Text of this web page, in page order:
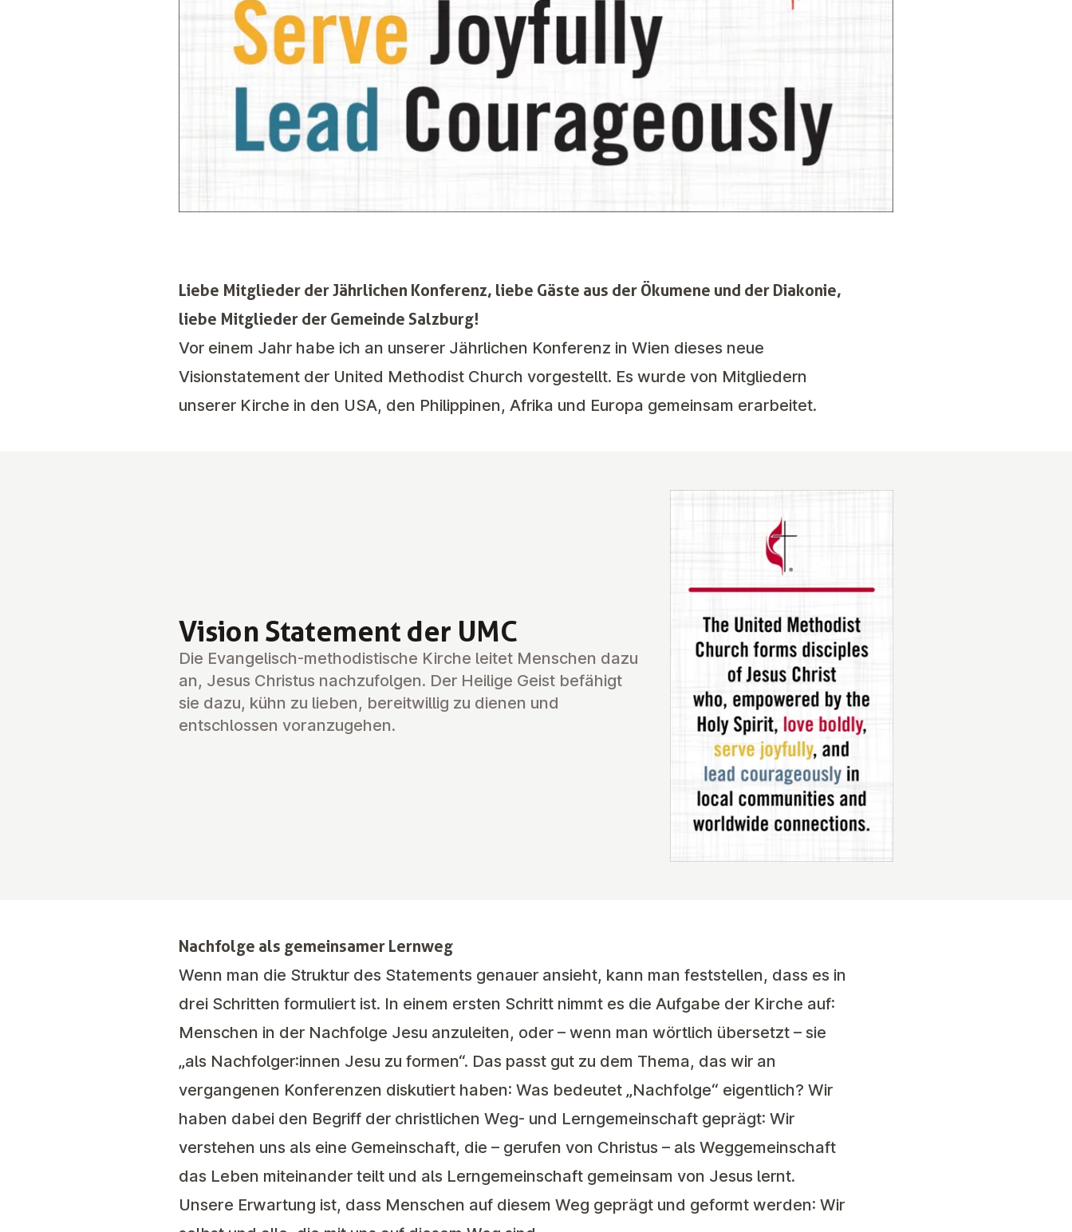
Liebe Mitglieder der Jährlichen Konferenz, liebe Gäste aus der Ökumene und der Diakonie,
liebe Mitglieder der Gemeinde Salzburg!
Vor einem Jahr habe ich an unserer Jährlichen Konferenz in Wien dieses neue
Visionstatement der United Methodist Church vorgestellt. Es wurde von Mitgliedern
unserer Kirche in den USA, den Philippinen, Afrika und Europa gemeinsam erarbeitet.
Vision Statement der UMC
Die Evangelisch-methodistische Kirche leitet Menschen dazu
an, Jesus Christus nachzufolgen. Der Heilige Geist befähigt
sie dazu, kühn zu lieben, bereitwillig zu dienen und
entschlossen voranzugehen.
Nachfolge als gemeinsamer Lernweg
Wenn man die Struktur des Statements genauer ansieht, kann man feststellen, dass es in
drei Schritten formuliert ist. In einem ersten Schritt nimmt es die Aufgabe der Kirche auf:
Menschen in der Nachfolge Jesu anzuleiten, oder – wenn man wörtlich übersetzt – sie
„als Nachfolger:innen Jesu zu formen“. Das passt gut zu dem Thema, das wir an
vergangenen Konferenzen diskutiert haben: Was bedeutet „Nachfolge“ eigentlich? Wir
haben dabei den Begriff der christlichen Weg- und Lerngemeinschaft geprägt: Wir
verstehen uns als eine Gemeinschaft, die – gerufen von Christus – als Weggemeinschaft
das Leben miteinander teilt und als Lerngemeinschaft gemeinsam von Jesus lernt.
Unsere Erwartung ist, dass Menschen auf diesem Weg geprägt und geformt werden: Wir